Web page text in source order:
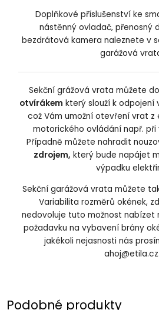
Doplňkové příslušenství ke
nástěnný ovladač, přenosný
bezdrátová kamera naleznete v
garážová
Sekční grážová vrata můžete
otvírákem který slouží k
což Vám umožní otevření vrat z
motorického ovládání např. při
Případně můžete nahradit
zdrojem, který bude napájet
výpadku
Sekční garážová vrata můžete
Variabilita rozměrů okének,
nedovoluje tuto možnost nabízet
požadavku na vybavení brány
jakékoli nejasnosti nás
ahoj@etila.cz.
Podobné produkty